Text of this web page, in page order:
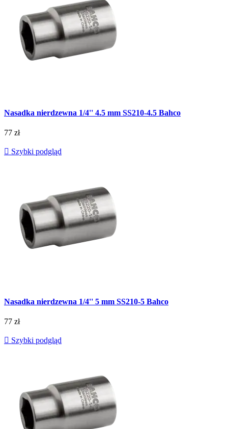
Nasadka nierdzewna 1/4'' 4.5 mm SS210-4.5 Bahco
77 zł
 Szybki podgląd
Nasadka nierdzewna 1/4'' 5 mm SS210-5 Bahco
77 zł
 Szybki podgląd